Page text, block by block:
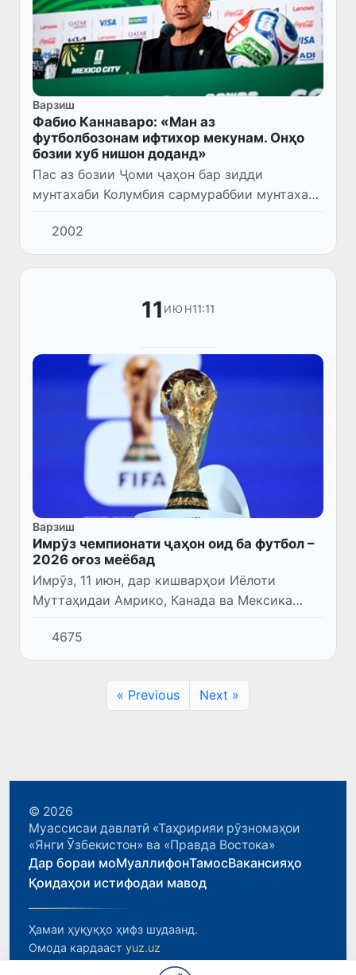
Варзиш
Фабио Каннаваро: «Ман аз
футболбозонам ифтихор мекунам. Онҳо
бозии хуб нишон доданд»
Пас аз бозии Ҷоми ҷаҳон бар зидди
мунтахаби Колумбия сармураббии мунтахаби
Ӯзбекистон Фабио Каннаваро дар нишасти
матбуотӣ таассуроти худро аз бозӣ баён
кард.
2002
11 ИЮН11:11
Варзиш
Имрӯз чемпионати ҷаҳон оид ба футбол –
2026 оғоз меёбад
Имрӯз, 11 июн, дар кишварҳои Иёлоти
Муттаҳидаи Амрико, Канада ва Мексика
чемпионати ҷаҳон оид ба футбол – 2026 оғоз
меёбад.
4675
« Previous Next »
© 2026
Муассисаи давлатӣ «Таҳририяи рӯзномаҳои
«Янги Ӯзбекистон» ва «Правда Востока»
Дар бораи моМуаллифонТамосВакансияҳо
Қоидаҳои истифодаи мавод
Ҳамаи ҳуқуқҳо ҳифз шудаанд.
Омода кардааст yuz.uz